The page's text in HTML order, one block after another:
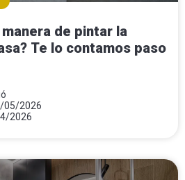
de pintar la
Te lo contamos paso
05/2026
2026